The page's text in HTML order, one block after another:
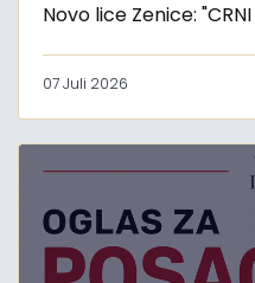
Novo lice Zenice: "CRNI
07 Juli 2026